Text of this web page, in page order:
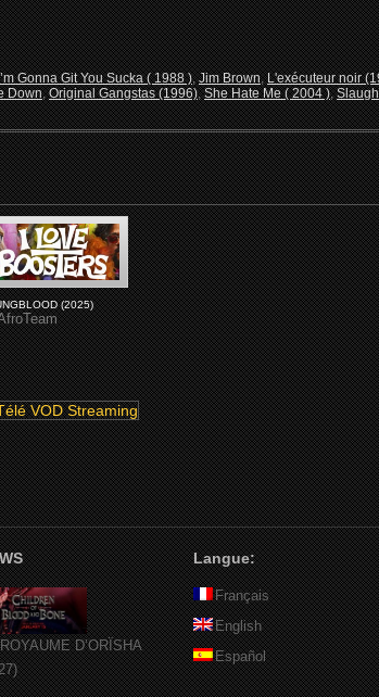
Gonna Git You Sucka ( 1988 ),Jim Brown,L'exécuteur noir
Down,Original Gangstas (1996),She Hate Me ( 2004 ),
(2025)
D’ORÏSHA
Langue:
Français
English
Español